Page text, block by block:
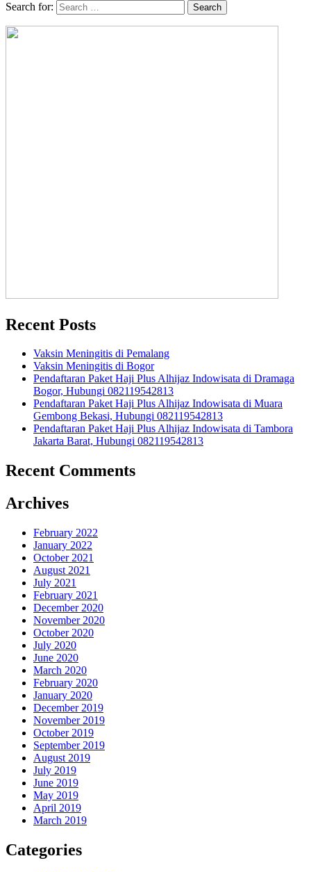
Search for:
Recent Posts
Vaksin Meningitis di Pemalang
Vaksin Meningitis di Bogor
Pendaftaran Paket Haji Plus Alhijaz Indowisata di Dramaga
Bogor, Hubungi 082119542813
Pendaftaran Paket Haji Plus Alhijaz Indowisata di Muara
Gembong Bekasi, Hubungi 082119542813
Pendaftaran Paket Haji Plus Alhijaz Indowisata di Tambora
Jakarta Barat, Hubungi 082119542813
Recent Comments
Archives
February 2022
January 2022
October 2021
August 2021
July 2021
February 2021
December 2020
November 2020
October 2020
July 2020
June 2020
March 2020
February 2020
January 2020
December 2019
November 2019
October 2019
September 2019
August 2019
July 2019
June 2019
May 2019
April 2019
March 2019
Categories